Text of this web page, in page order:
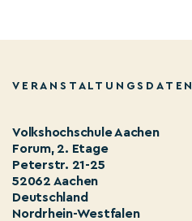
VERANSTALTUNGSDATEN
Volkshochschule Aachen
Forum, 2. Etage
Peterstr. 21-25
52062 Aachen
Deutschland
Nordrhein-Westfalen